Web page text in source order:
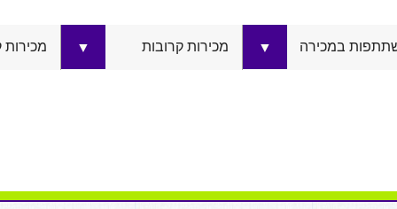
במכירה ▼ מכירות קרובות ▼ מכירות